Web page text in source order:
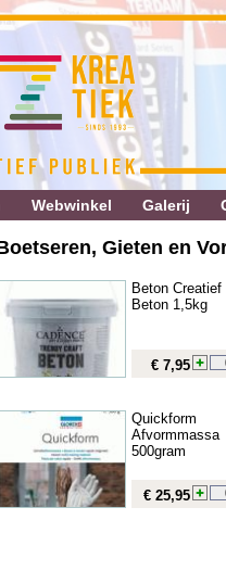
Webwinkel Galerij
Gieten en
Beton Creatief
Beton 1,5kg
€ 7,95
Quickform
Afvormmassa
500gram
€ 25,95